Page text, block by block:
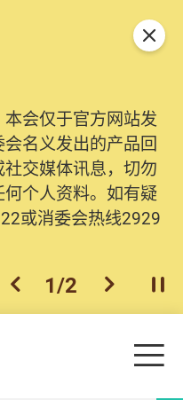
会仅于官方网站发
名义发出的产品回
交媒体讯息，切勿
个人资料。如有疑
或消委会热线2929
上一个
1/2 下一个开
关闭
目